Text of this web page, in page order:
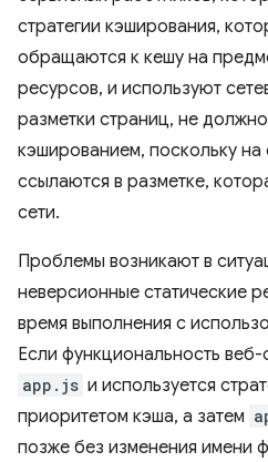
стратегии кэширования,
обращаются к кешу на
ресурсов, и используют
разметки страниц, не
кэшированием, поскольку
ссылаются в разметке,
сети.
Проблемы возникают в
неверсионные статические
время выполнения с
Если функциональность веб-
app.js и используется
приоритетом кэша, а затем
позже без изменения имени